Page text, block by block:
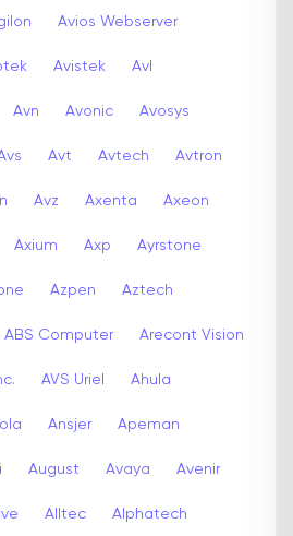
Avios Webserver
Avistek Avl
Avn Avonic Avosys
Avt Avtech Avtron
Avz Axenta Axeon
Axium Axp Ayrstone
Azpen Aztech
ABS Computer Arecont Vision
AVS Uriel Ahula
Ansjer Apeman
August Avaya Avenir
Alltec Alphatech